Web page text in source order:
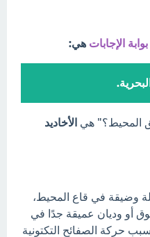
بوابة الإجابات هي:
المحيط؟" هي الأخاديد
وضيقة في قاع المحيط،
أو وديان عميقة جدًا في
حركة الصفائح التكتونية